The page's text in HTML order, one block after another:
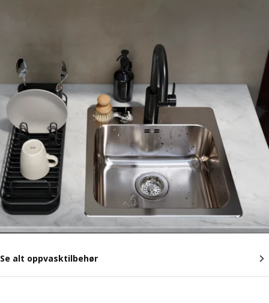
Se alt oppvasktilbehør